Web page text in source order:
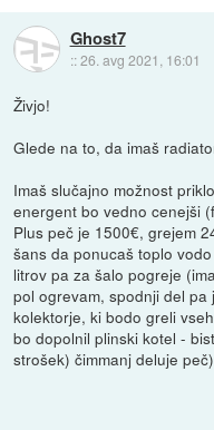
Ghost7
::26. avg 2021, 16:01
Živjo!
Glede na to, da imaš
Imaš slučajno možnost
energent bo vedno cenejši
Plus peč je 1500€, grejem
šans da ponucaš toplo
litrov pa za šalo pogreje
pol ogrevam, spodnji del
kolektorje, ki bodo greli
bo dopolnil plinski kotel -
strošek) čimmanj deluje